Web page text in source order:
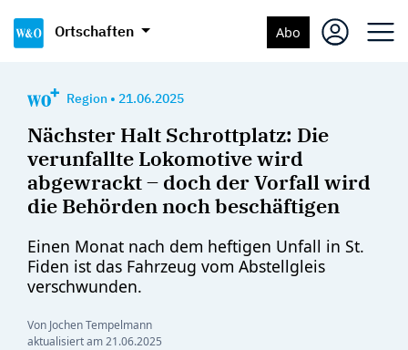
Ortschaften Abo
Region • 21.06.2025
Nächster Halt Schrottplatz: Die
verunfallte Lokomotive wird
abgewrackt – doch der Vorfall wird
die Behörden noch beschäftigen
Einen Monat nach dem heftigen Unfall in St.
Fiden ist das Fahrzeug vom Abstellgleis
verschwunden.
Von Jochen Tempelmann
aktualisiert am21.06.2025